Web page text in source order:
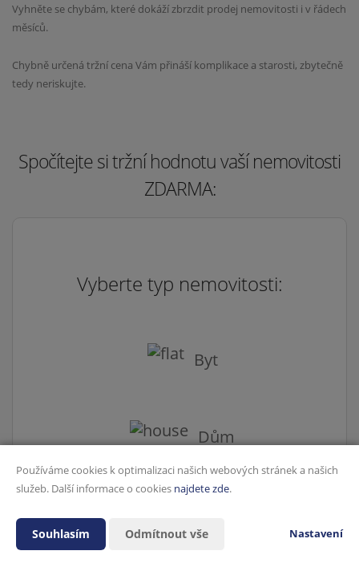
Vyhněte se chybám, které dokáží zbrzdit prodej nemovitosti i v řádech
měsíců.
Chybně určená tržní cena Vám přináší komplikace a starosti, zbytečně
tedy neriskujte.
Spočítejte si tržní hodnotu vaší nemovitosti
ZDARMA:
Vyberte typ nemovitosti:
Byt
Dům
Používáme cookies k optimalizaci našich webových stránek a našich
služeb. Další informace o cookies najdete zde.
Souhlasím Odmítnout vše Nastavení